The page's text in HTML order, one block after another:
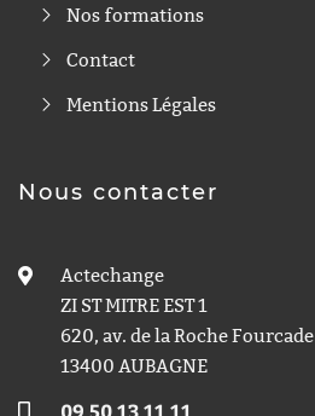
Nos formations
Contact
Mentions Légales
Nous contacter
Actechange
ZI ST MITRE EST 1
620, av. de la Roche Fourcade
13400 AUBAGNE